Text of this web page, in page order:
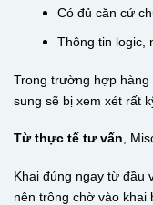
Có đủ căn cứ
Thông tin logic,
Trong trường hợp hàng
sung sẽ bị xem xét rất
Từ thực tế tư vấn,
Khai đúng ngay từ đầu
nên trông chờ vào khai